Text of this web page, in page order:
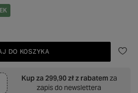
DO KOSZYKA
Kup za 299,90 złz rabatem za
zapis do newslettera